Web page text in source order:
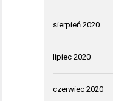
sierpień 2020
lipiec 2020
czerwiec 2020